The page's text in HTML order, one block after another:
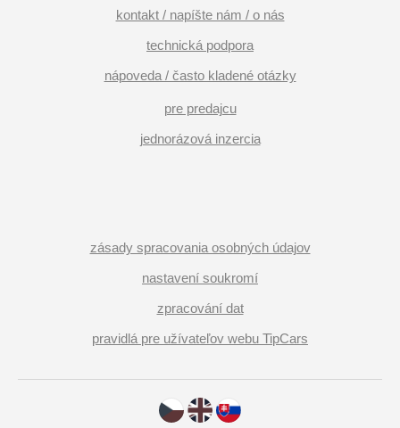
kontakt / napíšte nám / o nás
technická podpora
nápoveda / často kladené otázky
pre predajcu
jednorázová inzercia
zásady spracovania osobných údajov
nastavení soukromí
zpracování dat
pravidlá pre užívateľov webu TipCars